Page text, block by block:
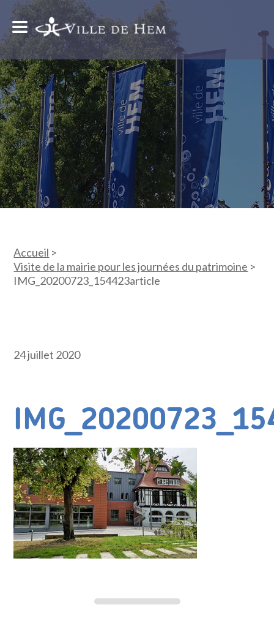
Accueil >
Visite de la mairie pour les journées du patrimoine >
IMG_20200723_154423article
24 juillet 2020